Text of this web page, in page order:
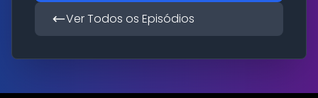
Ver Todos os Episódios